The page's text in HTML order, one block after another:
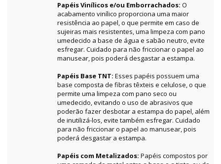
Papéis Vinílicos e/ou Emborrachados: O
acabamento vinílico proporciona uma maior
resistência ao papel, o que permite em caso de
sujeiras mais resistentes, uma limpeza com pano
umedecido a base de água e sabão neutro, evite
esfregar. Cuidado para não friccionar o papel ao
manusear, pois poderá desgastar a estampa.
Papéis Base TNT: Esses papéis possuem uma
base composta de fibras têxteis e celulose, o que
permite uma limpeza com pano seco ou
umedecido, evitando o uso de abrasivos que
poderão fazer desbotar a estampa do papel, além
de inutilizá-los, evite também esfregar. Cuidado
para não friccionar o papel ao manusear, pois
poderá desgastar a estampa.
Papéis com Metalizados: Papéis compostos por